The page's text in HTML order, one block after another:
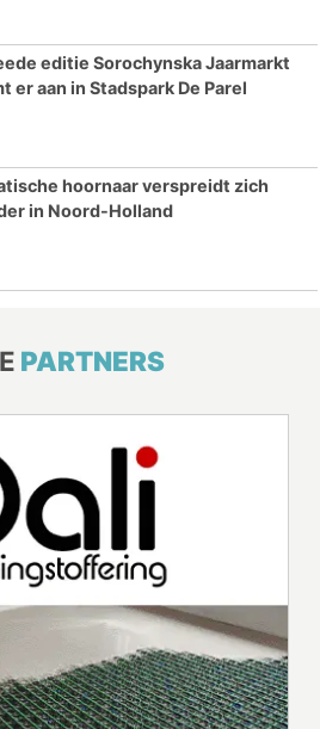
editie Sorochynska Jaarmarkt
er aan in Stadspark De Parel
hoornaar verspreidt zich
in Noord-Holland
PARTNERS